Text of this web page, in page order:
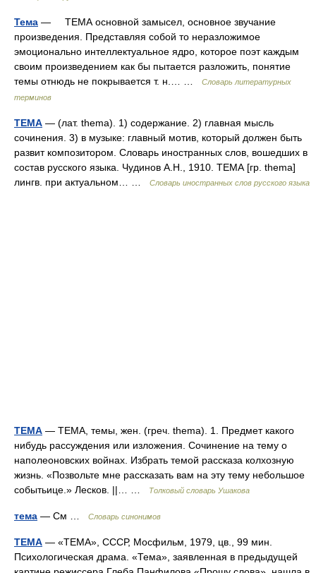
Тема — ТЕМА основной замысел, основное звучание
произведения. Представляя собой то неразложимое
эмоционально интеллектуальное ядро, которое поэт каждым
своим произведением как бы пытается разложить, понятие
темы отнюдь не покрывается т. н.… …
Словарь литературных
терминов
ТЕМА — (лат. thema). 1) содержание. 2) главная мысль
сочинения. 3) в музыке: главный мотив, который должен быть
развит композитором. Словарь иностранных слов, вошедших в
состав русского языка. Чудинов А.Н., 1910. ТЕМА [гр. thema]
лингв. при актуальном… …
Словарь иностранных слов русского языка
ТЕМА — ТЕМА, темы, жен. (греч. thema). 1. Предмет какого
нибудь рассуждения или изложения. Сочинение на тему о
наполеоновских войнах. Избрать темой рассказа колхозную
жизнь. «Позвольте мне рассказать вам на эту тему небольшое
событьице.» Лесков. ||… …
Толковый словарь Ушакова
тема — См … Словарь синонимов
ТЕМА — «ТЕМА», СССР, Мосфильм, 1979, цв., 99 мин.
Психологическая драма. «Тема», заявленная в предыдущей